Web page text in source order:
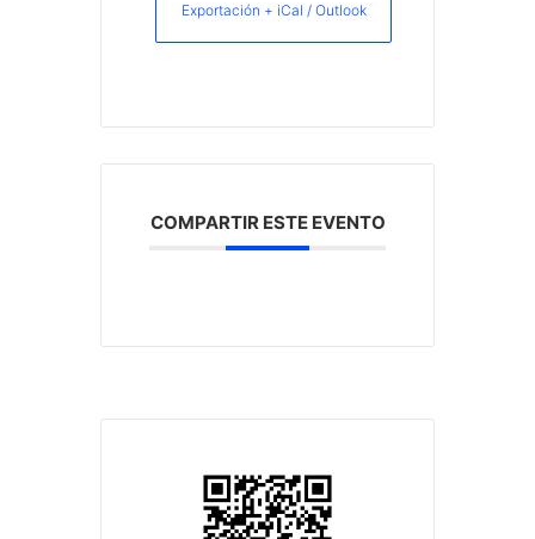
Exportación + iCal / Outlook
COMPARTIR ESTE EVENTO